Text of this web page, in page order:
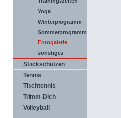
Yoga
Winterprogramm
Sommerprogramm
Fotogalerie
sonstiges
Stockschützen
Tennis
Tischtennis
Trimm-Dich
Volleyball